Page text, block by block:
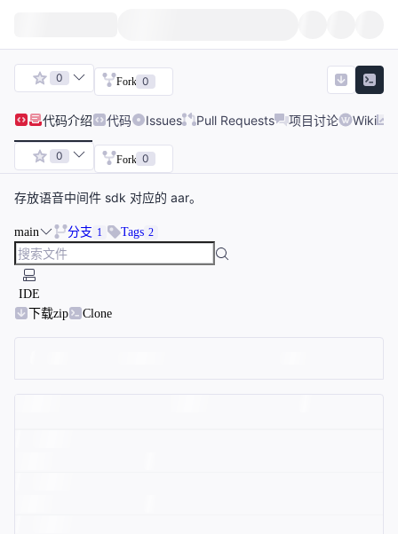
0 Fork 0
代码介绍 代码 Issues Pull Requests 项目讨论 Wiki
0 Fork 0
存放语音中间件 sdk 对应的 aar。
main 分支 1 Tags 2
IDE
下载zip
Clone